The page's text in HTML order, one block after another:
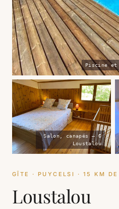
Piscine et
Salon, canapés — ©
Loustalou
GÎTE · PUYCELSI · 15 KM
Loustalou